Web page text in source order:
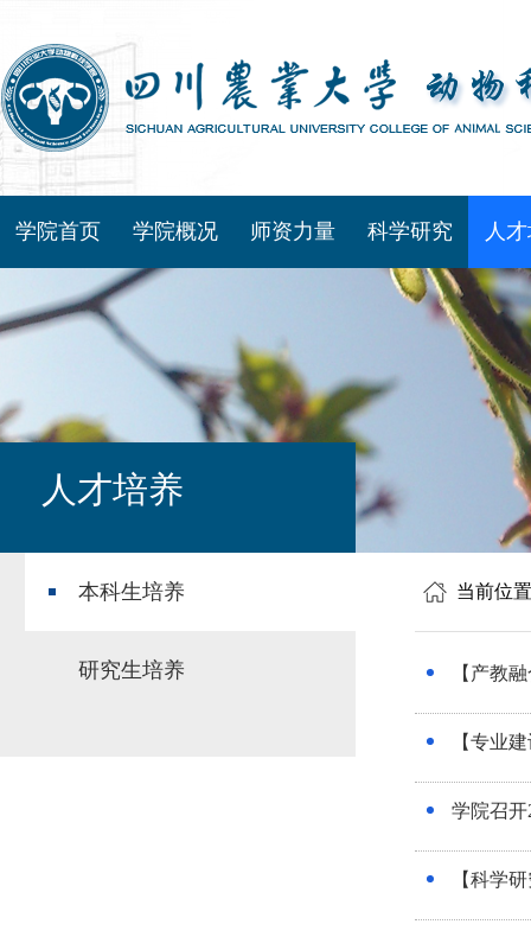
学院首页 学院概况 师资力量 科学研究 人
人才培养
本科生培养
研究生培养
当前位
【产教
【专业
学院召
【科学